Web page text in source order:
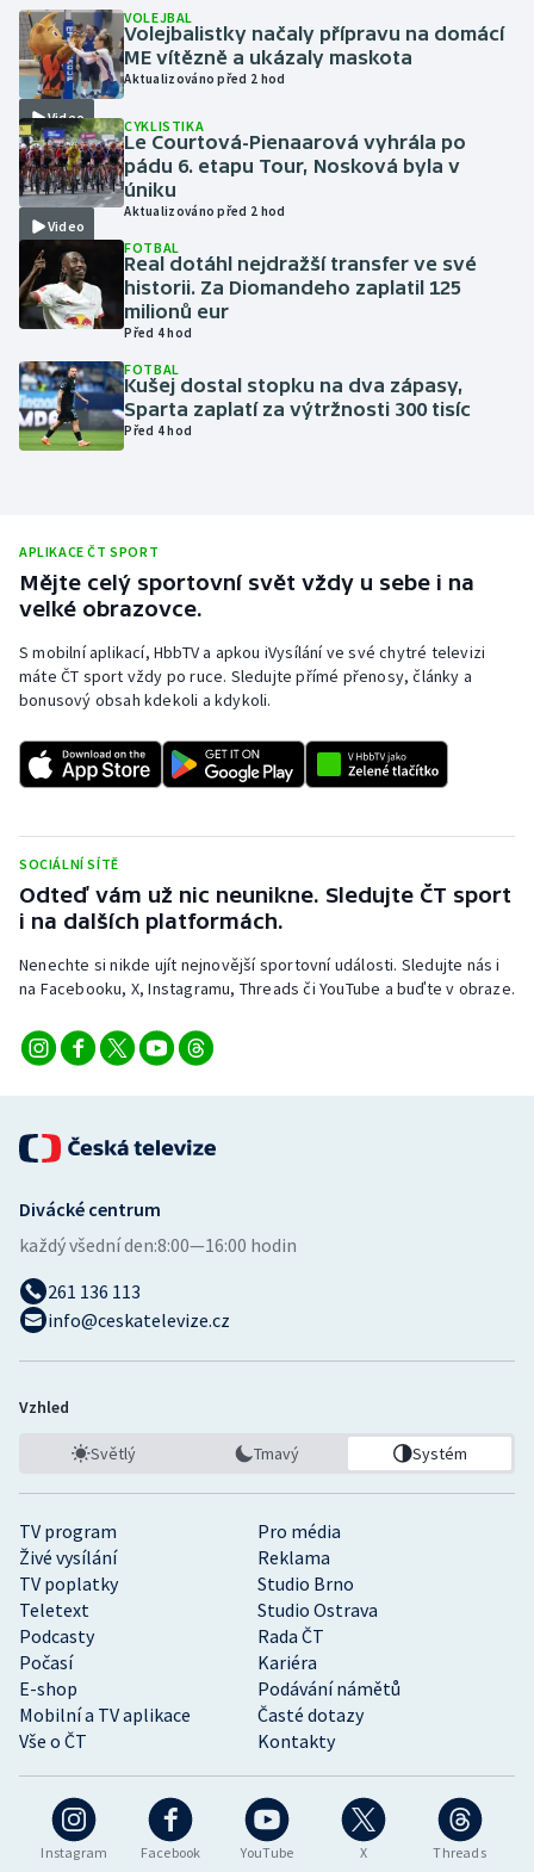
Krasobruslení
Lezení
Lyže a snowboard
Moderní pětiboj
Motorsport
Olympijské hry
Parasport
Plavání
Rychlobruslení
Rychlostní kanoistika
Short track
Sportovní střelba
Veslování
Vodní slalom
Volejbal
Video
VOLEJBAL
Volejbalistky načaly přípravu na domácí
ME vítězně a ukázaly maskota
Aktualizováno před 2 hod
Video
CYKLISTIKA
Le Courtová-Pienaarová vyhrála po
pádu 6. etapu Tour, Nosková byla v
úniku
Aktualizováno před 2 hod
FOTBAL
Real dotáhl nejdražší transfer ve své
historii. Za Diomandeho zaplatil 125
milionů eur
Před 4 hod
FOTBAL
Kušej dostal stopku na dva zápasy,
Sparta zaplatí za výtržnosti 300 tisíc
Před 4 hod
APLIKACE ČT SPORT
Mějte celý sportovní svět vždy u sebe i na
velké obrazovce.
S mobilní aplikací, HbbTV a apkou iVysílání ve své chytré televizi
máte ČT sport vždy po ruce. Sledujte přímé přenosy, články a
bonusový obsah kdekoli a kdykoli.
SOCIÁLNÍ SÍTĚ
Odteď vám už nic neunikne. Sledujte ČT sport
i na dalších platformách.
Nenechte si nikde ujít nejnovější sportovní události. Sledujte nás i
na Facebooku, X, Instagramu, Threads či YouTube a buďte v obraze.
Instagram Facebook YouTube X Threads
TV program
Pro média
Živé vysílání
Reklama
TV poplatky
Studio Brno
Teletext
Studio Ostrava
Podcasty
Rada ČT
Počasí
Kariéra
E-shop
Podávání námětů
Mobilní a TV aplikace
Časté dotazy
Vše o ČT
Kontakty
Divácké centrum
každý všední den:8:00—16:00 hodin
261 136 113
info@ceskatelevize.cz
Vzhled
Světlý Tmavý Systém